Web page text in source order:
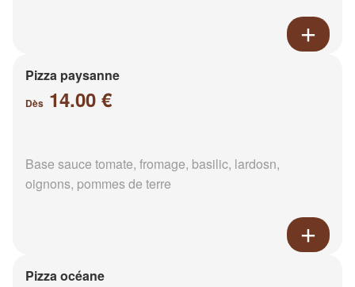
Pizza paysanne
Dès 14.00 €
Base sauce tomate, fromage, basilic, lardosn,
oignons, pommes de terre
Pizza océane